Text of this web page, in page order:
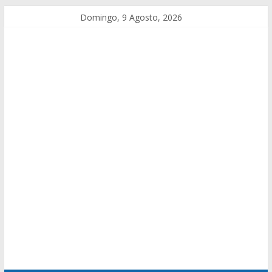
Domingo, 9 Agosto, 2026